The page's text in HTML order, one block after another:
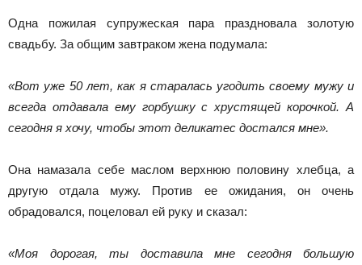
Одна пожилая супружеская пара праздновала золотую
свадьбу. За общим завтраком жена подумала:
«Вот уже 50 лет, как я старалась угодить своему мужу и
всегда отдавала ему горбушку с хрустящей корочкой. А
сегодня я хочу, чтобы этот деликатес достался мне».
Она намазала себе маслом верхнюю половину хлебца, а
другую отдала мужу. Против ее ожидания, он очень
обрадовался, поцеловал ей руку и сказал:
«Моя дорогая, ты доставила мне сегодня большую